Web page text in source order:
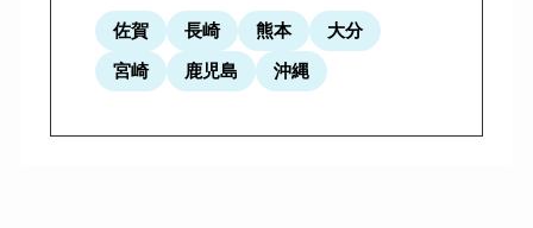
佐賀 長崎 熊本
大分
宮崎
鹿児島 沖縄